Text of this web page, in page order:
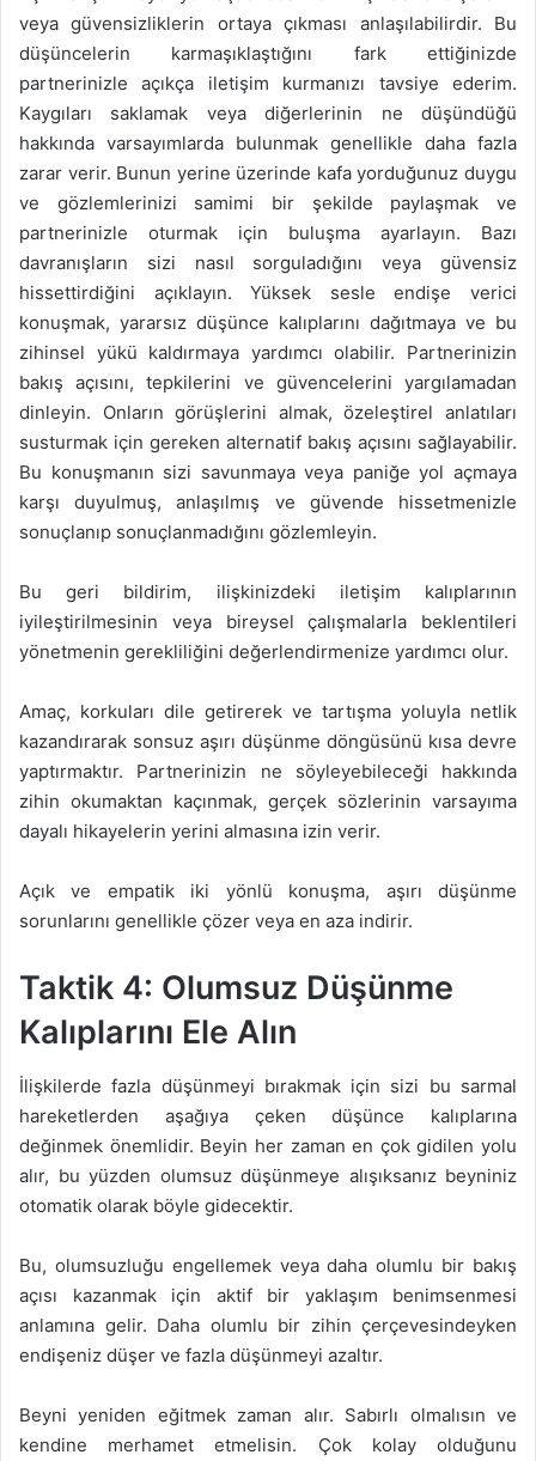
veya güvensizliklerin ortaya çıkması anlaşılabilirdir. Bu
düşüncelerin karmaşıklaştığını fark ettiğinizde
partnerinizle açıkça iletişim kurmanızı tavsiye ederim.
Kaygıları saklamak veya diğerlerinin ne düşündüğü
hakkında varsayımlarda bulunmak genellikle daha fazla
zarar verir. Bunun yerine üzerinde kafa yorduğunuz duygu
ve gözlemlerinizi samimi bir şekilde paylaşmak ve
partnerinizle oturmak için buluşma ayarlayın. Bazı
davranışların sizi nasıl sorguladığını veya güvensiz
hissettirdiğini açıklayın. Yüksek sesle endişe verici
konuşmak, yararsız düşünce kalıplarını dağıtmaya ve bu
zihinsel yükü kaldırmaya yardımcı olabilir. Partnerinizin
bakış açısını, tepkilerini ve güvencelerini yargılamadan
dinleyin. Onların görüşlerini almak, özeleştirel anlatıları
susturmak için gereken alternatif bakış açısını sağlayabilir.
Bu konuşmanın sizi savunmaya veya paniğe yol açmaya
karşı duyulmuş, anlaşılmış ve güvende hissetmenizle
sonuçlanıp sonuçlanmadığını gözlemleyin.
Bu geri bildirim, ilişkinizdeki iletişim kalıplarının
iyileştirilmesinin veya bireysel çalışmalarla beklentileri
yönetmenin gerekliliğini değerlendirmenize yardımcı olur.
Amaç, korkuları dile getirerek ve tartışma yoluyla netlik
kazandırarak sonsuz aşırı düşünme döngüsünü kısa devre
yaptırmaktır. Partnerinizin ne söyleyebileceği hakkında
zihin okumaktan kaçınmak, gerçek sözlerinin varsayıma
dayalı hikayelerin yerini almasına izin verir.
Açık ve empatik iki yönlü konuşma, aşırı düşünme
sorunlarını genellikle çözer veya en aza indirir.
Taktik 4: Olumsuz Düşünme
Kalıplarını Ele Alın
İlişkilerde fazla düşünmeyi bırakmak için sizi bu sarmal
hareketlerden aşağıya çeken düşünce kalıplarına
değinmek önemlidir. Beyin her zaman en çok gidilen yolu
alır, bu yüzden olumsuz düşünmeye alışıksanız beyniniz
otomatik olarak böyle gidecektir.
Bu, olumsuzluğu engellemek veya daha olumlu bir bakış
açısı kazanmak için aktif bir yaklaşım benimsenmesi
anlamına gelir. Daha olumlu bir zihin çerçevesindeyken
endişeniz düşer ve fazla düşünmeyi azaltır.
Beyni yeniden eğitmek zaman alır. Sabırlı olmalısın ve
kendine merhamet etmelisin. Çok kolay olduğunu